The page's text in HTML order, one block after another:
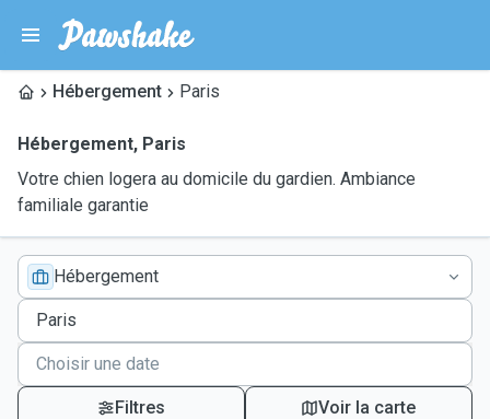
Hébergement Paris
Hébergement, Paris
Votre chien logera au domicile du gardien. Ambiance
familiale garantie
Hébergement
Filtres Voir la carte